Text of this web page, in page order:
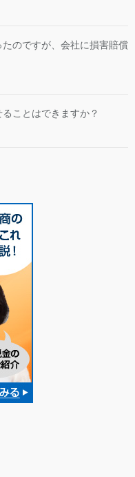
のですが、会社に損害賠償
ことはできますか？